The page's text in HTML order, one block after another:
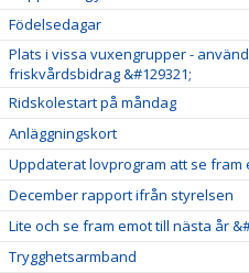
Födelsedagar
Plats i vissa vuxengrupper -
friskvårdsbidrag &#129321;
Ridskolestart på måndag
Anläggningskort
Uppdaterat lovprogram att se fram
December rapport ifrån styrelsen
Lite och se fram emot till nästa år
Trygghetsarmband